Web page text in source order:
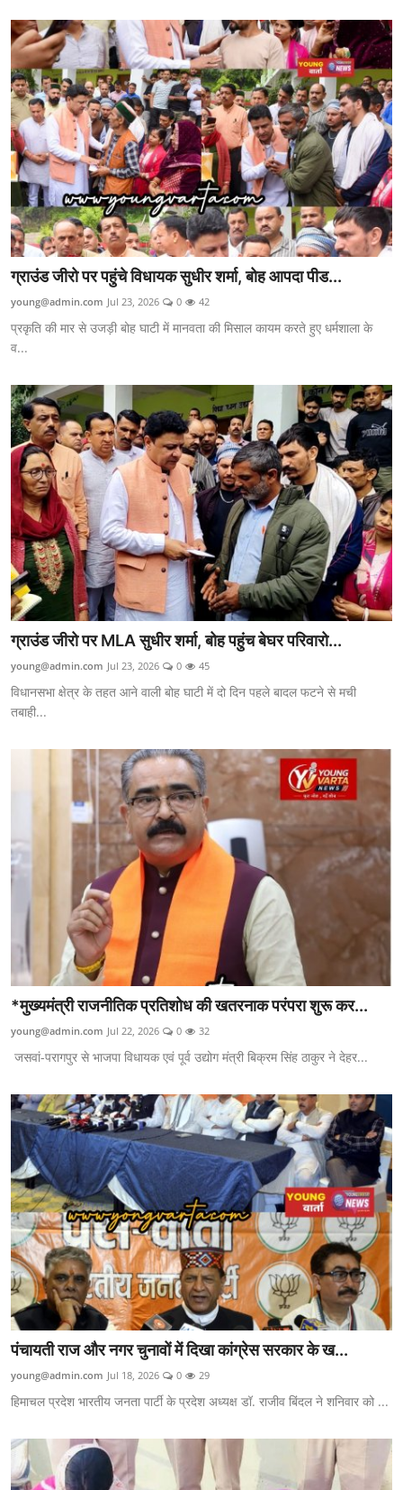
ग्राउंड जीरो पर पहुंचे विधायक सुधीर शर्मा, बोह आपदा पीड...
young@admin.com Jul 23, 2026 0 42
प्रकृति की मार से उजड़ी बोह घाटी में मानवता की मिसाल कायम करते हुए धर्मशाला के
व...
ग्राउंड जीरो पर MLA सुधीर शर्मा, बोह पहुंच बेघर परिवारो...
young@admin.com Jul 23, 2026 0 45
विधानसभा क्षेत्र के तहत आने वाली बोह घाटी में दो दिन पहले बादल फटने से मची
तबाही...
*मुख्यमंत्री राजनीतिक प्रतिशोध की खतरनाक परंपरा शुरू कर...
young@admin.com Jul 22, 2026 0 32
जसवां-परागपुर से भाजपा विधायक एवं पूर्व उद्योग मंत्री बिक्रम सिंह ठाकुर ने देहर...
पंचायती राज और नगर चुनावों में दिखा कांग्रेस सरकार के ख...
young@admin.com Jul 18, 2026 0 29
हिमाचल प्रदेश भारतीय जनता पार्टी के प्रदेश अध्यक्ष डॉ. राजीव बिंदल ने शनिवार को ...